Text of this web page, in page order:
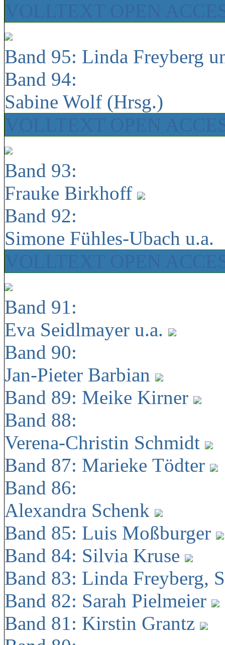
Band 95: Linda Freyberg
Band 94:
Sabine Wolf (Hrsg.)
Band 93:
Frauke Birkhoff
Band 92:
Simone Fühles-Ubach u.a.
Band 91:
Eva Seidlmayer u.a.
Band 90:
Jan-Pieter Barbian
Band 89: Meike Kirner
Band 88:
Verena-Christin Schmidt
Band 87: Marieke Tödter
Band 86:
Alexandra Schenk
Band 85: Luis Moßburger
Band 84: Silvia Kruse
Band 83: Linda Freyberg,
Band 82: Sarah Pielmeier
Band 81: Kirstin Grantz